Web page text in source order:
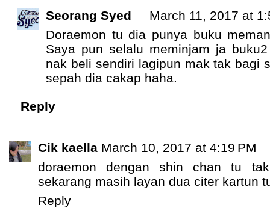
Seorang Syed
March 11, 2017 at
Doraemon tu dia punya buku
Saya pun selalu meminjam ja
nak beli sendiri lagipun mak tak bagi
sepah dia cakap haha.
Reply
Cik kaella March 10, 2017 at 4:19 PM
doraemon dengan shin chan tu
sekarang masih layan dua citer kartun
Reply